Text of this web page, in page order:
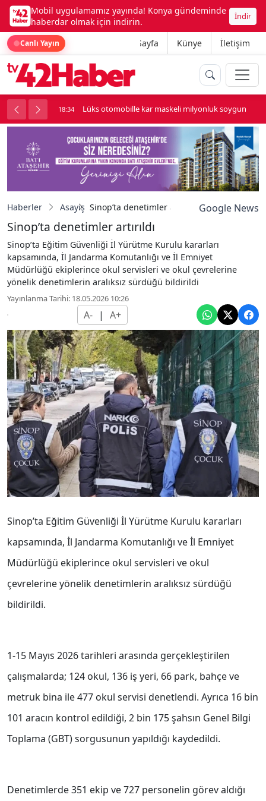
Mobil uygulamamız yayında! Konya gündeminde
haberdar olmak için indirin.
İndir
Canlı Yayın Ana Sayfa Künye İletişim
kavga çıktı 18:34 Lüks otomobille kar maskeli milyonluk soygun
Haberler Asayiş Sinop’ta denetimler artırıldı Google News
Sinop’ta denetimler artırıldı
Sinop’ta Eğitim Güvenliği İl Yürütme Kurulu kararları
kapsamında, İl Jandarma Komutanlığı ve İl Emniyet
Müdürlüğü ekiplerince okul servisleri ve okul çevrelerine
yönelik denetimlerin aralıksız sürdüğü bildirildi
Yayınlanma Tarihi: 18.05.2026 10:26
A- | A+
Sinop’ta Eğitim Güvenliği İl Yürütme Kurulu kararları
kapsamında, İl Jandarma Komutanlığı ve İl Emniyet
Müdürlüğü ekiplerince okul servisleri ve okul
çevrelerine yönelik denetimlerin aralıksız sürdüğü
bildirildi.
1-15 Mayıs 2026 tarihleri arasında gerçekleştirilen
çalışmalarda; 124 okul, 136 iş yeri, 66 park, bahçe ve
metruk bina ile 477 okul servisi denetlendi. Ayrıca 16 bin
101 aracın kontrol edildiği, 2 bin 175 şahsın Genel Bilgi
Toplama (GBT) sorgusunun yapıldığı kaydedildi.
Denetimlerde 351 ekip ve 727 personelin görev aldığı